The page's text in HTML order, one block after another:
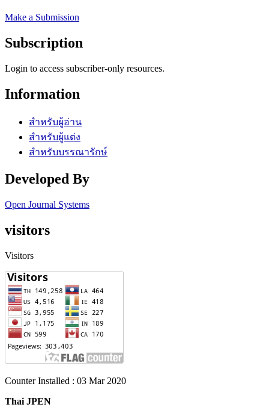
Make a Submission
Subscription
Login to access subscriber-only resources.
Information
สำหรับผู้อ่าน
สำหรับผู้แต่ง
สำหรับบรรณารักษ์
Developed By
Open Journal Systems
visitors
Visitors
Counter Installed : 03 Mar 2020
Thai JPEN